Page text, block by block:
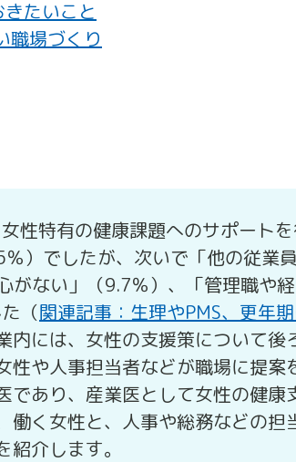
たいこと
職場づくり
性特有の健康課題へのサポート
）でしたが、次いで「他の従業
ない」（9.7％）、「管理職や
（関連記事：生理やPMS、更年
内には、女性の支援策について後
や人事担当者などが職場に提案
あり、産業医として女性の健康
く女性と、人事や総務などの担
介します。